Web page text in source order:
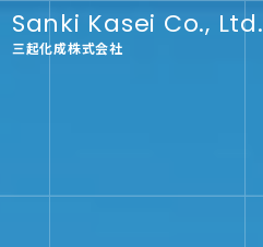
Sanki Kasei Co., Ltd.
三起化成株式会社